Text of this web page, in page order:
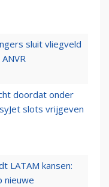
sluit vliegveld
doordat onder
slots vrijgeven
LATAM kansen:
nieuwe